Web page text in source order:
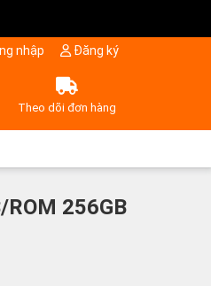
nhập Đăng ký
Theo dõi đơn hàng
ROM 256GB